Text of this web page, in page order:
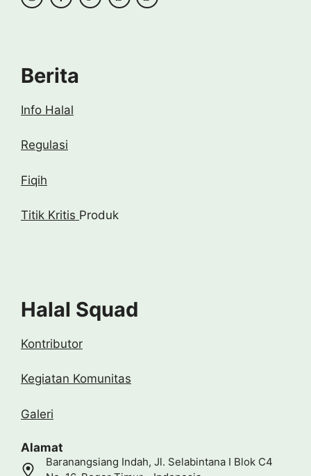
Berita
Info Halal
Regulasi
Fiqih
Titik Kritis Produk
Halal Squad
Kontributor
Kegiatan Komunitas
Galeri
Alamat
Baranangsiang Indah, Jl. Selabintana I Blok C4